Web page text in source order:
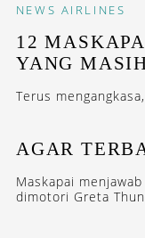
NEWS AIRLINES
12
YANG
Terus
AGAR
Maskapai
dimotori Greta